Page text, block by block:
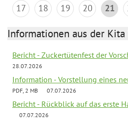
17
18 19 20 21
Informationen aus der Kita
Bericht - Zuckertütenfest der
28.07.2026
Information - Vorstellung eines
PDF, 2 MB 07.07.2026
Bericht - Rückblick auf das erste
07.07.2026